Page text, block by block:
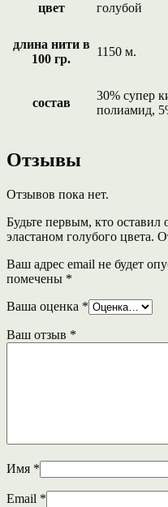
цвет голубой
длина нити в
100 гр.
1150 м.
состав
30% супер
полиамид,
Отзывы
Отзывов пока нет.
Будьте первым, кто оставил
эластаном голубого цвета.
Ваш адрес email не будет
помечены *
Ваша оценка *
Ваш отзыв *
Имя *
Email *